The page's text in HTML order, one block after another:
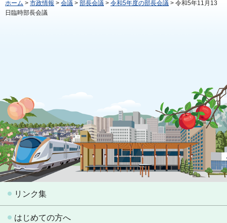
ホーム > 市政情報 > 会議 > 部長会議 > 令和5年度の部長会議 > 令和5年11月13
日臨時部長会議
リンク集
はじめての方へ